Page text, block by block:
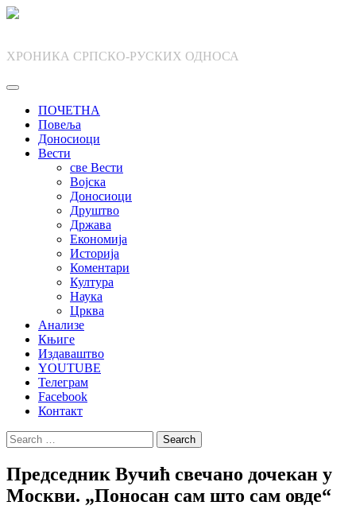
Skip
ХРОНИКА СРПСКО-РУСКИХ ОДНОСА
ПОЧЕТНА
Повеља
Доносиоци
Вести
све Вести
Војска
Доносиоци
Друштво
Држава
Економија
Историја
Коментари
Култура
Наука
Црква
Анализе
Књиге
Издаваштво
YOUTUBE
Телеграм
Facebook
Контакт
Search
for:
Председник Вучић свечано дочекан у
Москви. „Поносан сам што сам овде“